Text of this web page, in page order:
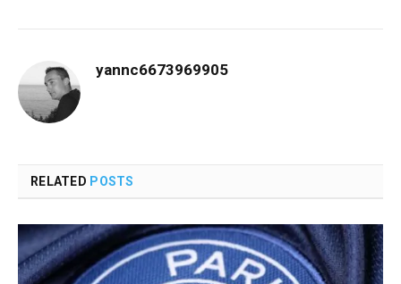
yannc6673969905
RELATED POSTS